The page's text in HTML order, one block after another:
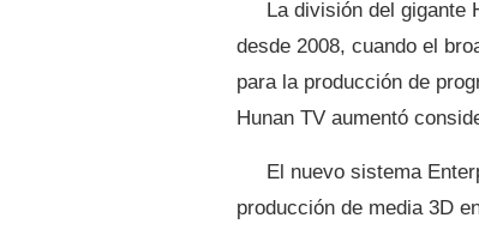
La división del gigante
desde 2008, cuando el
para la producción de
Hunan TV aumentó
El nuevo sistema
producción de media 3D